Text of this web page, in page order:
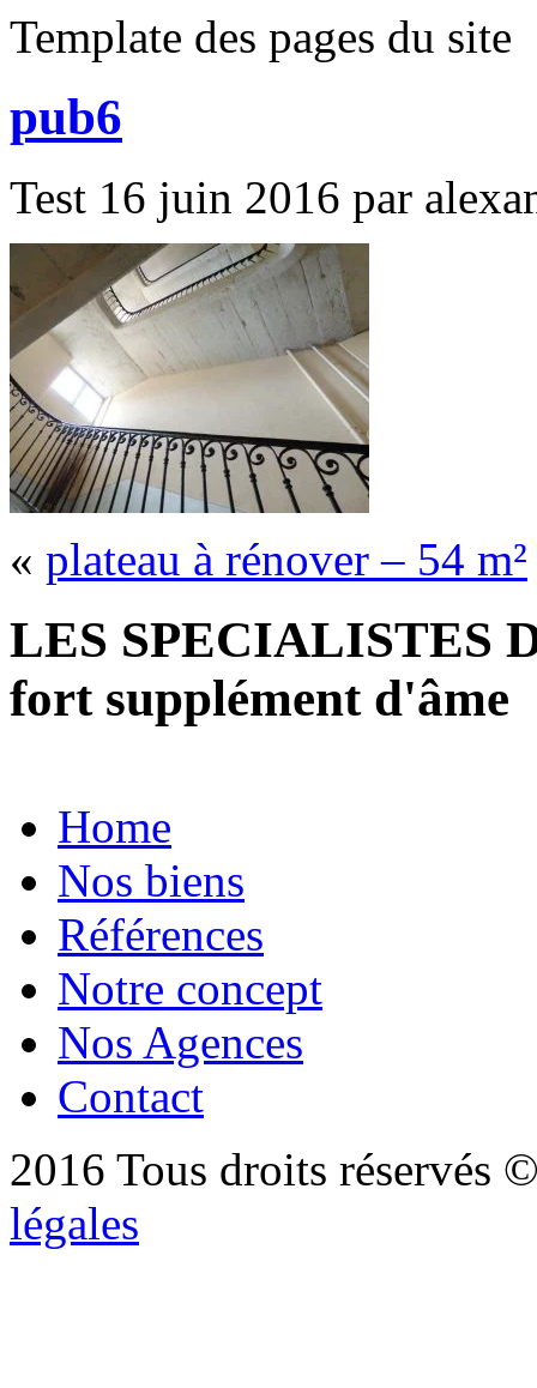
Template des pages du site
pub6
Test 16 juin 2016 par
« plateau à rénover – 54 m²
LES SPECIALISTES
fort supplément d'âme
Home
Nos biens
Références
Notre concept
Nos Agences
Contact
2016 Tous droits réservés
légales